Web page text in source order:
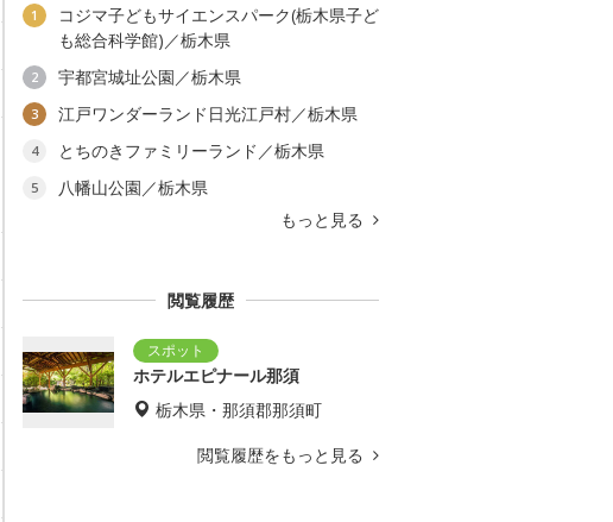
1
コジマ子どもサイエンスパーク(栃木県子ど
も総合科学館)／栃木県
2 宇都宮城址公園／栃木県
3 江戸ワンダーランド日光江戸村／栃木県
4 とちのきファミリーランド／栃木県
5
八幡山公園／栃木県
もっと見る
閲覧履歴
ホテルエピナール那須
栃木県・那須郡那須町
閲覧履歴をもっと見る